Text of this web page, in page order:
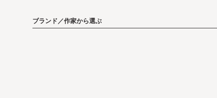
ブランド／作家から選ぶ